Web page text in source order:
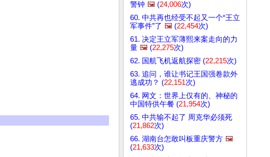
警钟 🖼️ (24,006次)
60. 中共再也经受不起又一个“王立
军事件”了 🖼️ (22,454次)
61. 决定王立军薄熙来案走向的力
量 🖼️ (22,275次)
62. 国航飞机返航探密 (22,215次)
63. 追问，谁让书记王国强卷款外
逃成功？ (22,151次)
64. 网文：世界上仅有的、神秘的
中国特供午餐 (21,954次)
65. 中共输不起了 周克华必须死
(21,862次)
66. 湖南台怎敢叫板重庆警方 🖼️
(21,633次)